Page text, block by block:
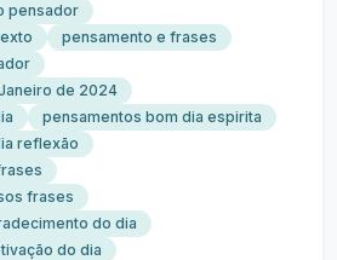
pensador
pensamento e frases
de 2024
pensamentos bom dia espirita
reflexão
frases
do dia
do dia